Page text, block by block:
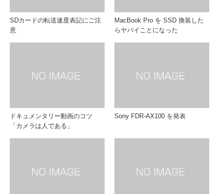
SDカードの転送速度表記にご注
意
MacBook Pro を SSD 換装した
らヤバイことになった
ドキュメンタリー動画のコツ
「カメラは人である」
Sony FDR-AX100 を発表